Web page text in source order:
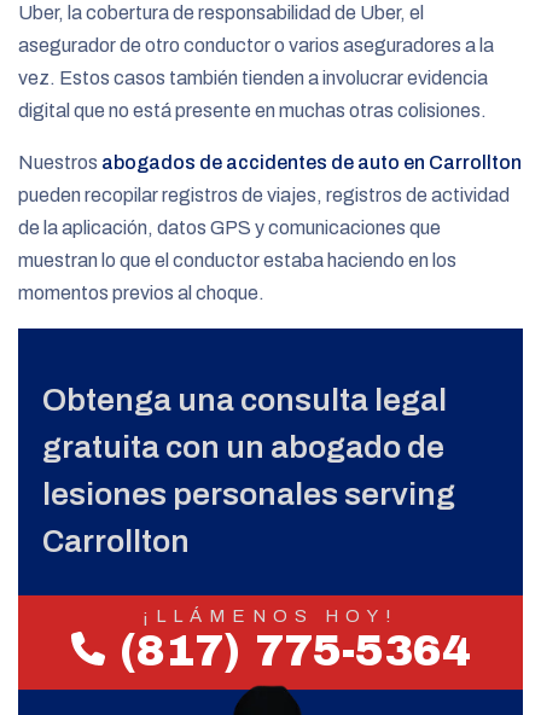
Uber, la cobertura de responsabilidad de Uber, el
asegurador de otro conductor o varios aseguradores a la
vez. Estos casos también tienden a involucrar evidencia
digital que no está presente en muchas otras colisiones.
Nuestros abogados de accidentes de auto en Carrollton
pueden recopilar registros de viajes, registros de actividad
de la aplicación, datos GPS y comunicaciones que
muestran lo que el conductor estaba haciendo en los
momentos previos al choque.
Obtenga una consulta legal
gratuita con un abogado de
lesiones personales serving
Carrollton
¡LLÁMENOS HOY!
(817) 775-5364